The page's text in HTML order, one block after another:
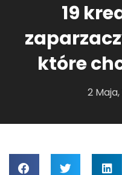
19
które
2 Maja,